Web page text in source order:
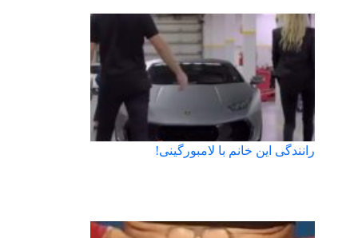
رانندگی این خانم با لامبورگینی!